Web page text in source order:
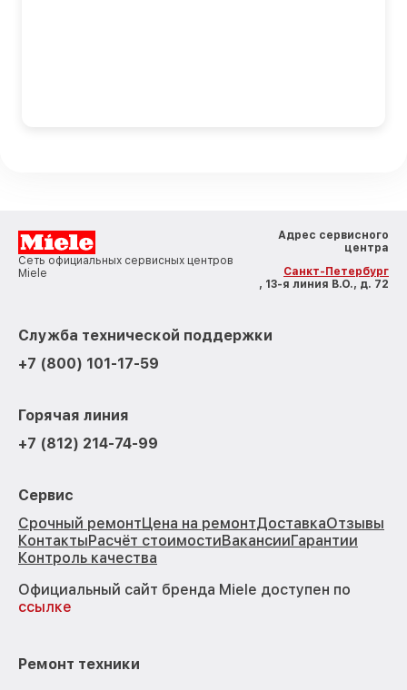
Сеть официальных сервисных центров
Miele
Адрес сервисного
центра
Санкт-Петербург
, 13-я линия В.О., д. 72
Служба технической поддержки
+7 (800) 101-17-59
Горячая линия
+7 (812) 214-74-99
Сервис
Срочный ремонтЦена на ремонтДоставкаОтзывы
КонтактыРасчёт стоимостиВакансииГарантии
Контроль качества
Официальный сайт бренда Miele доступен по
ссылке
Ремонт техники